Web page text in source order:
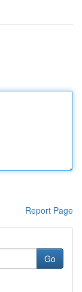
Report Page
Go